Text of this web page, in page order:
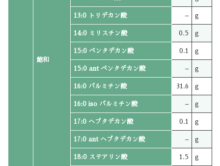
飽和
13:0 トリデカン酸 – g
14:0 ミリスチン酸 0.5 g
15:0 ペンタデカン酸 0.1 g
15:0 ant ペンタデカン酸 – g
16:0 パルミチン酸 31.6 g
16:0 iso パルミチン酸 – g
17:0 ヘプタデカン酸 0.1 g
17:0 ant ヘプタデカン酸 – g
18:0 ステアリン酸 1.5 g